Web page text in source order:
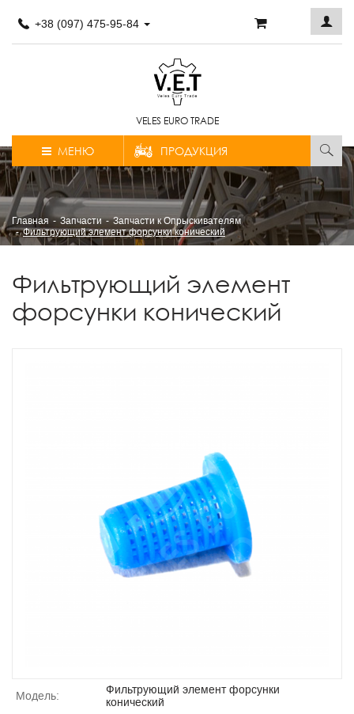
+38 (097) 475-95-84
VELES EURO TRADE
МЕНЮ ПРОДУКЦИЯ
Главная Запчасти
Запчасти к Опрыскивателям
Фильтрующий элемент форсунки конический
Фильтрующий элемент
форсунки конический
Модель:
Фильтрующий элемент форсунки
конический